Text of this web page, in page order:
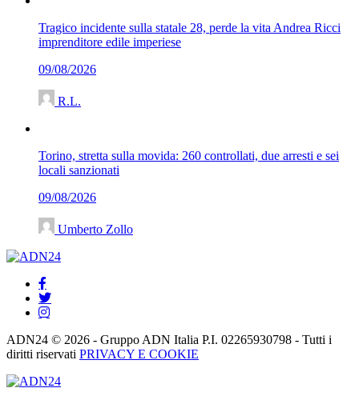
Tragico incidente sulla statale 28, perde la vita Andrea Ricci
imprenditore edile imperiese
09/08/2026
R.L.
Torino, stretta sulla movida: 260 controllati, due arresti e sei
locali sanzionati
09/08/2026
Umberto Zollo
ADN24 © 2026 - Gruppo ADN Italia P.I. 02265930798 - Tutti i
diritti riservati PRIVACY E COOKIE